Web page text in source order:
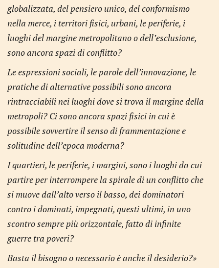
globalizzata, del pensiero unico, del conformismo
nella merce, i territori fisici, urbani, le periferie, i
luoghi del margine metropolitano o dell’esclusione,
sono ancora spazi di conflitto?
Le espressioni sociali, le parole dell’innovazione, le
pratiche di alternative possibili sono ancora
rintracciabili nei luoghi dove si trova il margine della
metropoli? Ci sono ancora spazi fisici in cui è
possibile sovvertire il senso di frammentazione e
solitudine dell’epoca moderna? ­­­
I quartieri, le periferie, i margini, sono i luoghi da cui
partire per interrompere la spirale di un conflitto che
si muove dall’alto verso il basso, dei dominatori
contro i dominati, impegnati, questi ultimi, in uno
scontro sempre più orizzontale, fatto di infinite
guerre tra poveri? ­­
Basta il bisogno o necessario è anche il desiderio?»